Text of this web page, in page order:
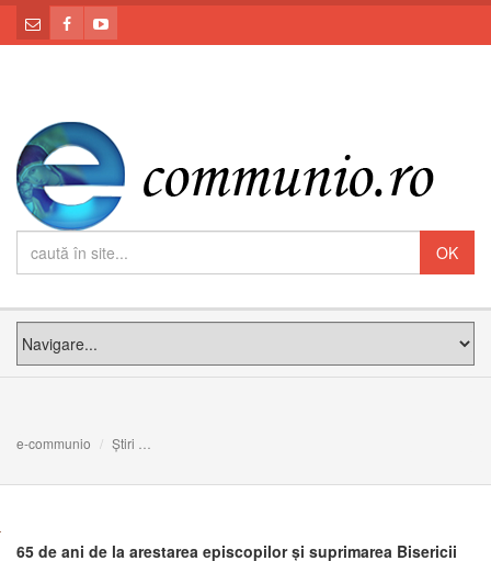
e-communio Știri
65 de ani de la arestarea episcopilor și suprimarea Bisericii